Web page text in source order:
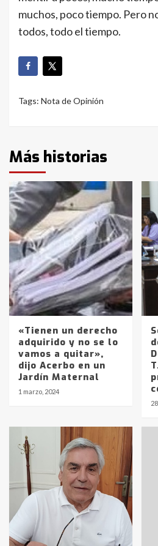
muchos, poco tiempo. Pero
todos, todo el tiempo.
Tags: Nota de Opinión
Más historias
«Tienen un derecho
adquirido y no se lo
vamos a quitar»,
dijo Acerbo en un
Jardín Maternal
1 marzo, 2024